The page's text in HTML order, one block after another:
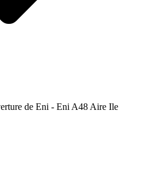
de Eni - Eni A48 Aire Ile